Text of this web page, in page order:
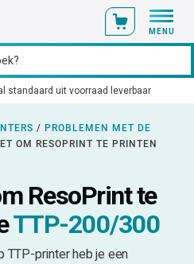
MENU
standaard uit voorraad leverbaar
/ PROBLEMEN MET DE
OM RESOPRINT TE PRINTEN
ResoPrint te
TTP-200/300
TTP-printer heb je een